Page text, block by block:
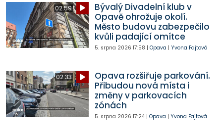
02:59
Bývalý Divadelní klub v
Opavě ohrožuje okolí.
Město budovu zabezpečilo
kvůli padající omítce
5. srpna 2026 17:58 | Opava | Yvona Fajtová
02:33
Opava rozšiřuje parkování.
Přibudou nová místa i
změny v parkovacích
zónách
5. srpna 2026 17:24| Opava | Yvona Fajtová